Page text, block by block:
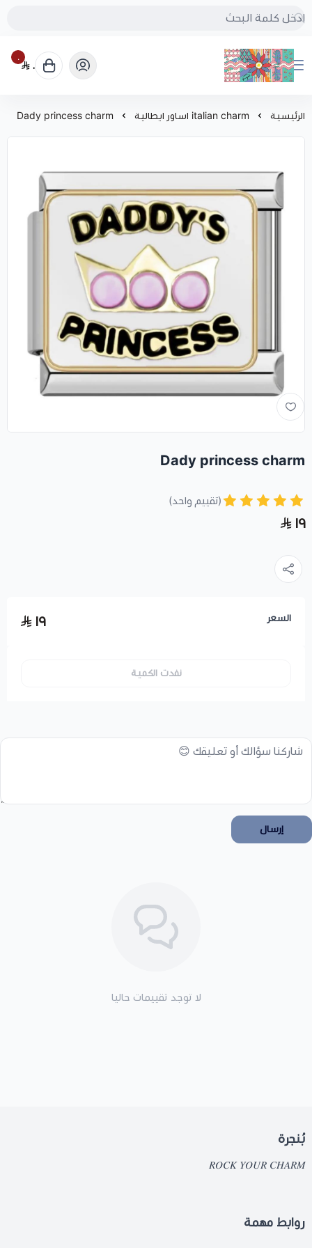
بُنجرة
٠
٠
الرئيسية italian charm اساور ايطالية Dady princess charm
Dady princess charm
(تقييم واحد)
١٩
السعر ١٩
نفدت الكمية
إرسال
لا توجد تقييمات حاليا
بُنجرة
𝑅𝑂𝐶𝐾 𝑌𝑂𝑈𝑅 𝐶𝐻𝐴𝑅𝑀
روابط مهمة